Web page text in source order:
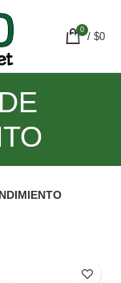
0
/ $0